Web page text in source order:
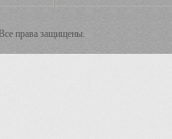
права защищены.